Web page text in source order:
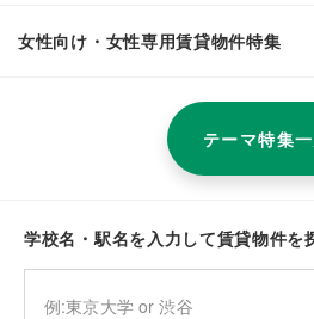
女性向け・女性専用賃貸物件特集
テーマ特集
学校名・駅名を入力して賃貸物件を